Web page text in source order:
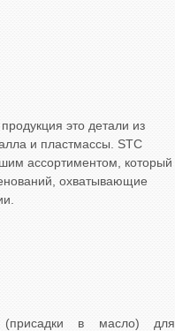
это детали из
и пластмассы. STC
ассортиментом, который
охватывающие
(присадки в масло) для